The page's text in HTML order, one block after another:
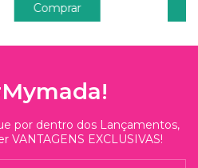
Comprar
por dentro dos Lançamentos,
EXCLUSIVAS!